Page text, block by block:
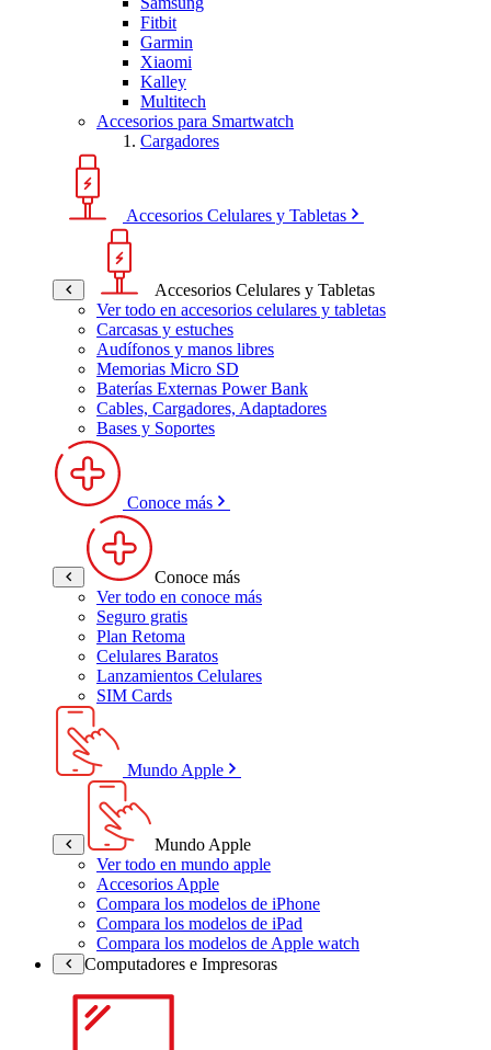
Fitbit
Garmin
Xiaomi
Kalley
Multitech
Accesorios para Smartwatch
Cargadores
Accesorios Celulares y Tabletas
Accesorios Celulares y Tabletas
Ver todo en accesorios celulares y tabletas
Carcasas y estuches
Audífonos y manos libres
Memorias Micro SD
Baterías Externas Power Bank
Cables, Cargadores, Adaptadores
Bases y Soportes
Conoce más
Conoce más
Ver todo en conoce más
Seguro gratis
Plan Retoma
Celulares Baratos
Lanzamientos Celulares
SIM Cards
Mundo Apple
Mundo Apple
Ver todo en mundo apple
Accesorios Apple
Compara los modelos de iPhone
Compara los modelos de iPad
Compara los modelos de Apple watch
Computadores e Impresoras